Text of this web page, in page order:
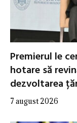
Premierul le
hotare să
dezvoltarea
7 august 2026